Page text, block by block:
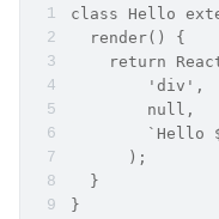
class Hello
  render() {
return
        'div',
        null,
`Hello
      );
  }
}